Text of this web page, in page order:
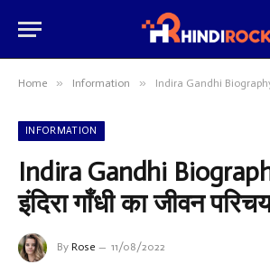
Home » Information » Indira Gandhi Biography
INFORMATION
Indira Gandhi
इंदिरा गाँधी का जीवन
By Rose 11/08/2022